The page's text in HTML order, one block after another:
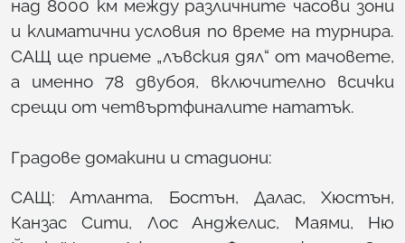
над 8000 км между различните часови зони
и климатични условия по време на турнира.
САЩ ще приеме „лъвския дял“ от мачовете,
а именно 78 двубоя, включително всички
срещи от четвъртфиналите нататък.
Градове домакини и стадиони:
САЩ: Атланта, Бостън, Далас, Хюстън,
Канзас Сити, Лос Анджелис, Маями, Ню